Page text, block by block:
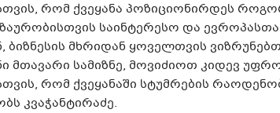
რომ ქვეყანა პოზიციონირდეს
საინტერესო და
ბიზნესის მხრიდან ყოველთვის
მთავარი სამიზნე, მოვიძიოთ კიდევ
რომ ქვეყანაში სტუმრების
კვაჭანტირაძე.